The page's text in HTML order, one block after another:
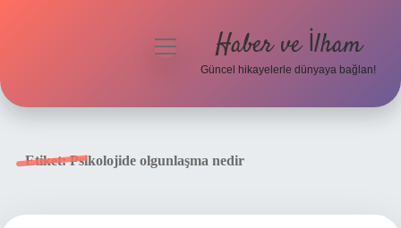
menüyü
Haber ve İlham
Güncel hikayelerle dünyaya bağlan!
Etiket:Psikolojide olgunlaşma nedir